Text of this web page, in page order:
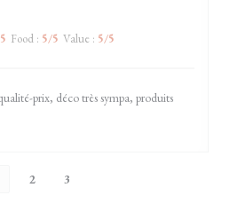
Food : 5/5 Value : 5/5
prix, déco très sympa, produits
2 3